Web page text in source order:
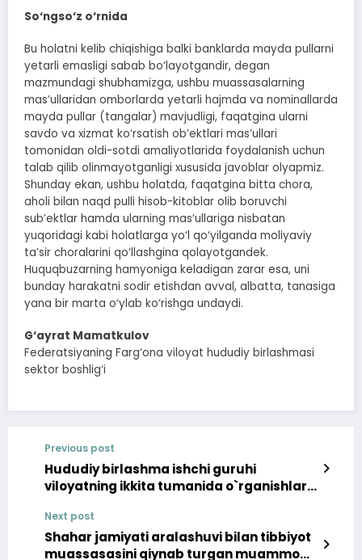
So‘ngso‘z o‘rnida
Bu holatni kelib chiqishiga balki banklarda mayda pullarni
yetarli emasligi sabab bo‘layotgandir, degan
mazmundagi shubhamizga, ushbu muassasalarning
mas’ullaridan omborlarda yetarli hajmda va nominallarda
mayda pullar (tangalar) mavjudligi, faqatgina ularni
savdo va xizmat ko‘rsatish ob’ektlari mas’ullari
tomonidan oldi-sotdi amaliyotlarida foydalanish uchun
talab qilib olinmayotganligi xususida javoblar olyapmiz.
Shunday ekan, ushbu holatda, faqatgina bitta chora,
aholi bilan naqd pulli hisob-kitoblar olib boruvchi
sub’ektlar hamda ularning mas’ullariga nisbatan
yuqoridagi kabi holatlarga yo‘l qo‘yilganda moliyaviy
ta’sir choralarini qo‘llashgina qolayotgandek.
Huquqbuzarning hamyoniga keladigan zarar esa, uni
bunday harakatni sodir etishdan avval, albatta, tanasiga
yana bir marta o‘ylab ko‘rishga undaydi.
G‘ayrat Mamatkulov
Federatsiyaning Farg‘ona viloyat hududiy birlashmasi
sektor boshlig‘i
Previous post
Hududiy birlashma ishchi guruhi
viloyatning ikkita tumanida o`rganishlar
Next post
Shahar jamiyati aralashuvi bilan tibbiyot
muassasasini qiynab turgan muammo